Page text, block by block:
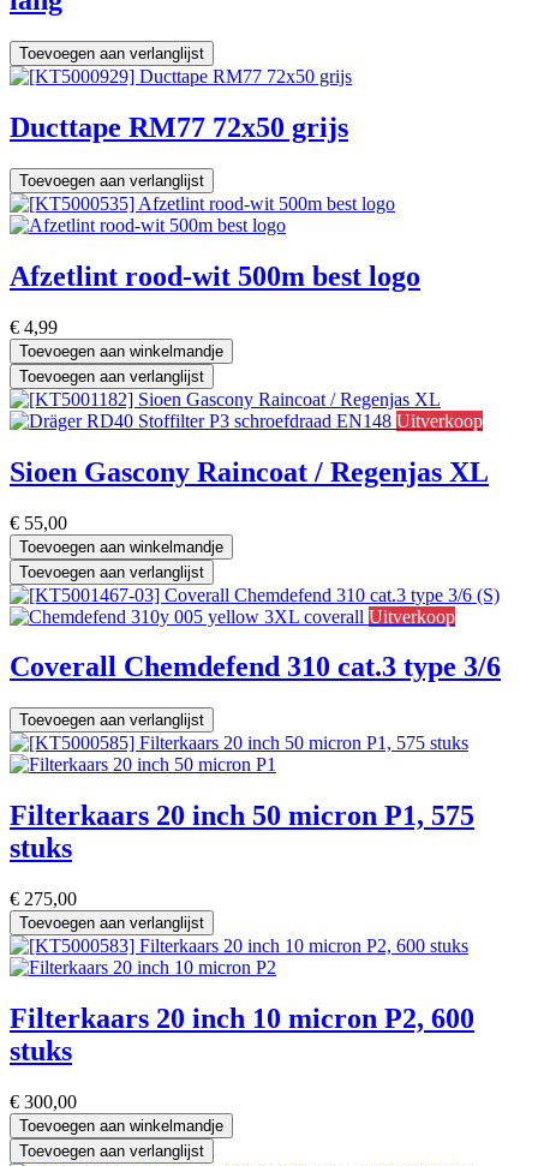
Toevoegen aan verlanglijst
Ducttape RM77 72x50 grijs
Toevoegen aan verlanglijst
Afzetlint rood-wit 500m best logo
€ 4,99
Toevoegen aan winkelmandje
Toevoegen aan verlanglijst
Uitverkoop
Sioen Gascony Raincoat / Regenjas XL
€ 55,00
Toevoegen aan winkelmandje
Toevoegen aan verlanglijst
Uitverkoop
Coverall Chemdefend 310 cat.3 type 3/6
Toevoegen aan verlanglijst
Filterkaars 20 inch 50 micron P1, 575
stuks
€ 275,00
Toevoegen aan verlanglijst
Filterkaars 20 inch 10 micron P2, 600
stuks
€ 300,00
Toevoegen aan winkelmandje
Toevoegen aan verlanglijst